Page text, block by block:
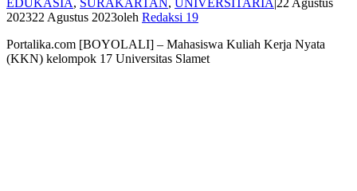
EDUKASIA, SURAKARTAN, UNIVERSITARIA|22 Agustus
202322 Agustus 2023oleh Redaksi 19
Portalika.com [BOYOLALI] – Mahasiswa Kuliah Kerja Nyata
(KKN) kelompok 17 Universitas Slamet